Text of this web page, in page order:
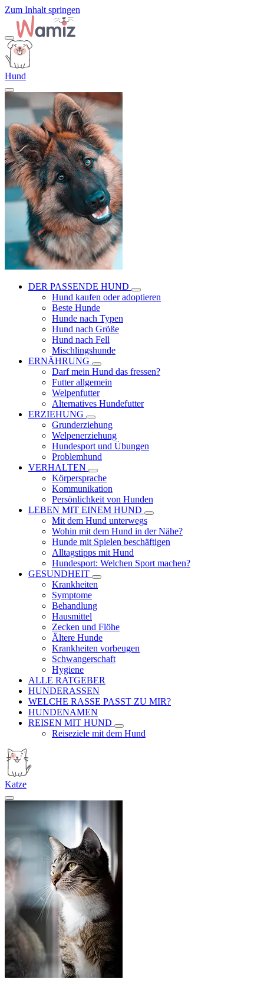
Zum Inhalt springen
Hund
DER PASSENDE HUND
Hund kaufen oder adoptieren
Beste Hunde
Hunde nach Typen
Hund nach Größe
Hund nach Fell
Mischlingshunde
ERNÄHRUNG
Darf mein Hund das fressen?
Futter allgemein
Welpenfutter
Alternatives Hundefutter
ERZIEHUNG
Grunderziehung
Welpenerziehung
Hundesport und Übungen
Problemhund
VERHALTEN
Körpersprache
Kommunikation
Persönlichkeit von Hunden
LEBEN MIT EINEM HUND
Mit dem Hund unterwegs
Wohin mit dem Hund in der Nähe?
Hunde mit Spielen beschäftigen
Alltagstipps mit Hund
Hundesport: Welchen Sport machen?
GESUNDHEIT
Krankheiten
Symptome
Behandlung
Hausmittel
Zecken und Flöhe
Ältere Hunde
Krankheiten vorbeugen
Schwangerschaft
Hygiene
ALLE RATGEBER
HUNDERASSEN
WELCHE RASSE PASST ZU MIR?
HUNDENAMEN
REISEN MIT HUND
Reiseziele mit dem Hund
Katze